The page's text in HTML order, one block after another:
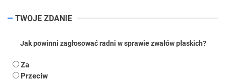
TWOJE ZDANIE
Jak powinni zagłosować radni w sprawie zwałów płaskich?
Za
Przeciw